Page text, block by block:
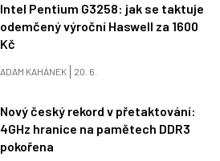
Intel Pentium G3258: jak se taktuje
odemčený výroční Haswell za 1600
Kč
ADAM KAHÁNEK 20. 6.
Nový český rekord v přetaktování:
4GHz hranice na pamětech DDR3
pokořena